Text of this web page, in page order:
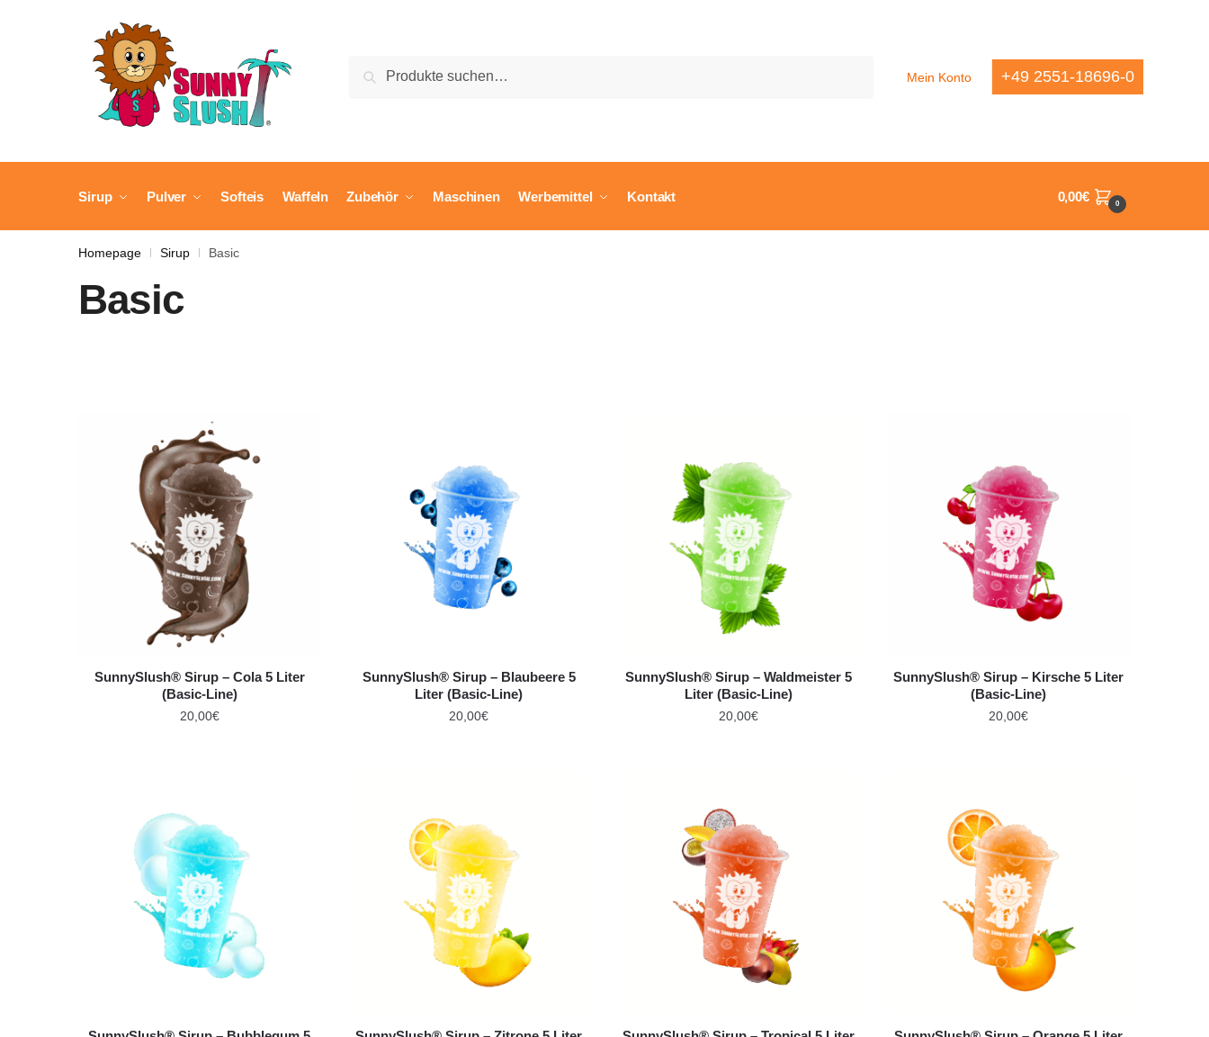
Suche Mein Konto +49 2551-18696-0
Sirup Pulver Softeis Waffeln Zubehör Maschinen Werbemittel Kontakt 0,00€ 0
Homepage | Sirup | Basic
Basic
SunnySlush® Sirup – Cola 5 Liter
(Basic-Line)
20,00€
SunnySlush® Sirup – Blaubeere 5
Liter (Basic-Line)
20,00€
SunnySlush® Sirup – Waldmeister 5
Liter (Basic-Line)
20,00€
SunnySlush® Sirup – Kirsche 5 Liter
(Basic-Line)
20,00€